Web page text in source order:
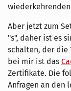
Aber jetzt zum
"s", daher ist es
schalten, der die
bei mir ist das
Zertifikate. Die
Anfragen an den